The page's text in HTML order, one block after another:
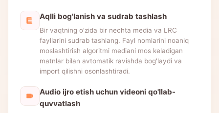
Aqlli bog'lanish va sudrab tashlash
Bir vaqtning o'zida bir nechta media va LRC
fayllarini sudrab tashlang. Fayl nomlarini noaniq
moslashtirish algoritmi mediani mos keladigan
matnlar bilan avtomatik ravishda bog'laydi va
import qilishni osonlashtiradi.
Audio ijro etish uchun videoni qo'llab-
quvvatlash